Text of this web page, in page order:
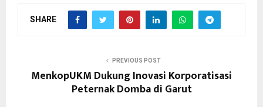
SHARE
PREVIOUS POST
MenkopUKM Dukung Inovasi Korporatisasi
Peternak Domba di Garut